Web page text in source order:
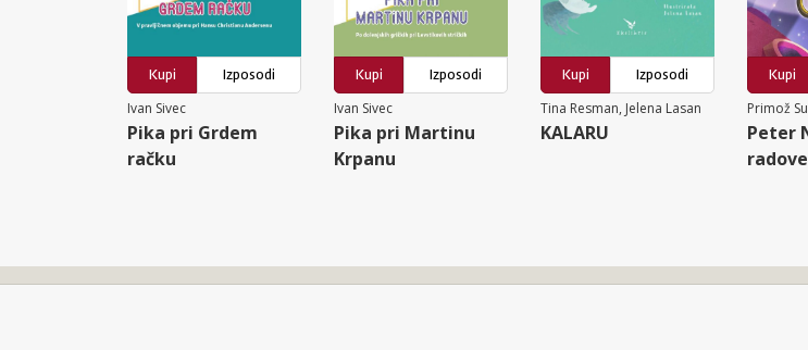
Kupi
Izposodi
Ivan Sivec
Pika pri Grdem
račku
Kupi
Izposodi
Ivan Sivec
Pika pri Martinu
Krpanu
Kupi
Izposodi
Tina Resman, Jelena Lasan
KALARU
Kupi
Primož
Peter